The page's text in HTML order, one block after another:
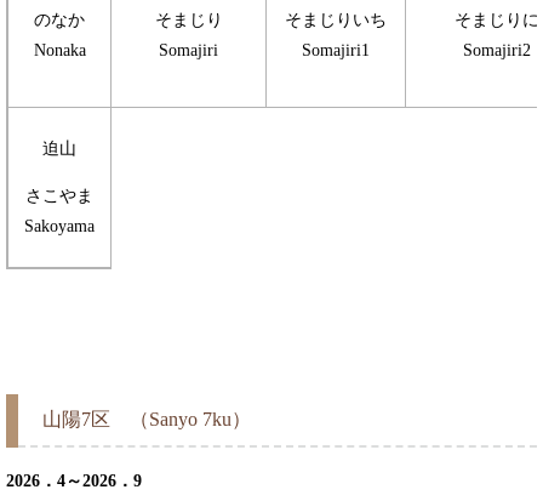
のなか
Nonaka
そまじり
Somajiri
そまじりいち
Somajiri1
そまじりに
Somajiri2
迫山
さこやま
Sakoyama
山陽7区 （Sanyo 7ku）
2026．4～2026．9